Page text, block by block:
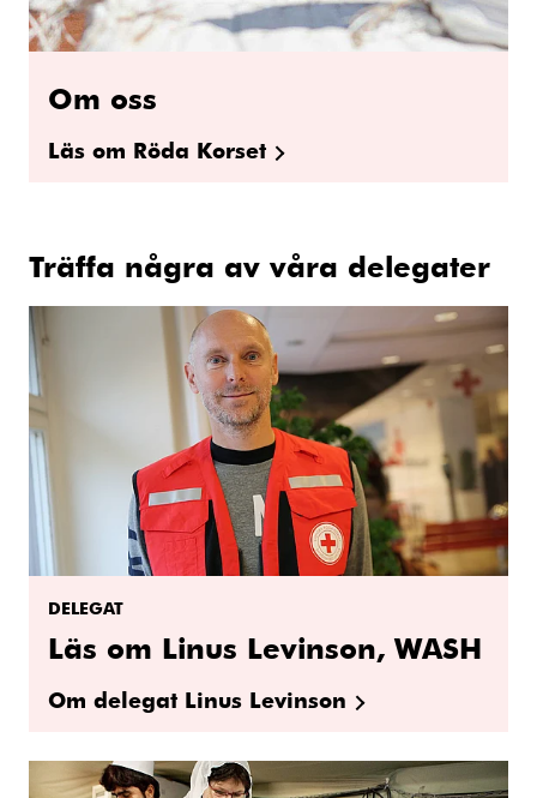
Om oss
Läs om Röda Korset
Träffa några av våra delegater
DELEGAT
Läs om Linus Levinson, WASH
Om delegat Linus Levinson